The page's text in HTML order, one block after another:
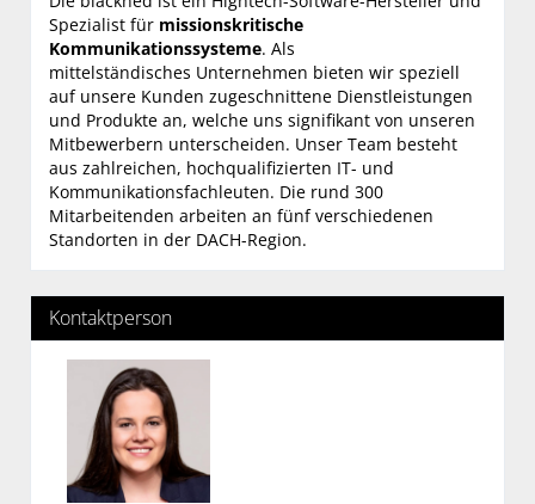
Spezialist für missionskritische
Kommunikationssysteme. Als
mittelständisches Unternehmen bieten wir speziell
auf unsere Kunden zugeschnittene Dienstleistungen
und Produkte an, welche uns signifikant von unseren
Mitbewerbern unterscheiden. Unser Team besteht
aus zahlreichen, hochqualifizierten IT- und
Kommunikationsfachleuten. Die rund 300
Mitarbeitenden arbeiten an fünf verschiedenen
Standorten in der DACH-Region.
Kontaktperson